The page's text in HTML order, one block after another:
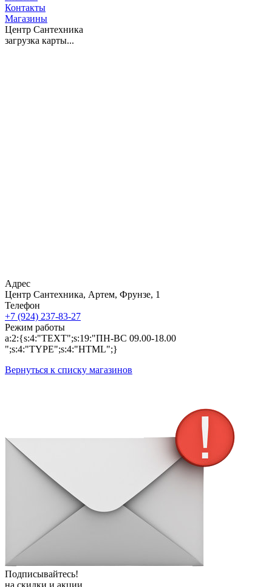
Контакты
Магазины
Центр Сантехника
загрузка карты...
Адрес
Центр Сантехника, Артем, Фрунзе, 1
Телефон
+7 (924) 237-83-27
Режим работы
a:2:{s:4:"TEXT";s:19:"ПН-ВС 09.00-18.00
";s:4:"TYPE";s:4:"HTML";}
Вернуться к списку магазинов
Подписывайтесь!
на скидки и акции